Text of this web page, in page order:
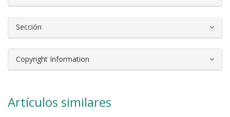
Sección
Copyright Information
Artículos similares